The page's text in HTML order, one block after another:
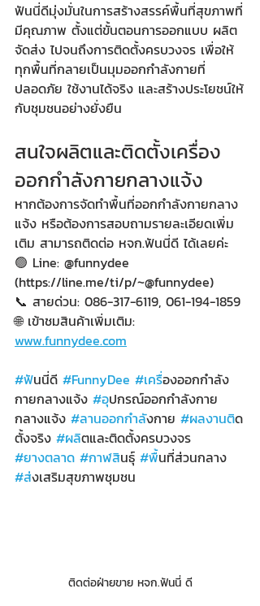
ฟันนี่ดีมุ่งมั่นในการสร้างสรรค์พื้นที่สุขภาพที่
มีคุณภาพ ตั้งแต่ขั้นตอนการออกแบบ ผลิต
จัดส่ง ไปจนถึงการติดตั้งครบวงจร เพื่อให้
ทุกพื้นที่กลายเป็นมุมออกกำลังกายที่
ปลอดภัย ใช้งานได้จริง และสร้างประโยชน์ให้
กับชุมชนอย่างยั่งยืน
สนใจผลิตและติดตั้งเครื่อง
ออกกำลังกายกลางแจ้ง
หากต้องการจัดทำพื้นที่ออกกำลังกายกลาง
แจ้ง หรือต้องการสอบถามรายละเอียดเพิ่ม
เติม สามารถติดต่อ หจก.ฟันนี่ดี ได้เลยค่ะ
🟢 Line: @funnydee
(https://line.me/ti/p/~@funnydee)
📞 สายด่วน: 086-317-6119, 061-194-1859
🌐 เข้าชมสินค้าเพิ่มเติม:
www.funnydee.com
#ฟันนี่ดี #FunnyDee #เครื่องออกกำลัง
กายกลางแจ้ง #อุปกรณ์ออกกำลังกาย
กลางแจ้ง #ลานออกกำลังกาย #ผลงานติด
ตั้งจริง #ผลิตและติดตั้งครบวงจร
#ยางตลาด #กาฬสินธุ์ #พื้นที่ส่วนกลาง
#ส่งเสริมสุขภาพชุมชน
ติดต่อฝ่ายขาย หจก.ฟันนี่ ดี